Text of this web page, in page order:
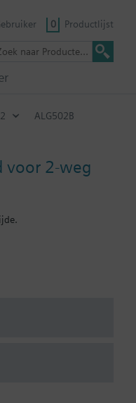
0 Productlijst
ALG502B
voor 2-weg